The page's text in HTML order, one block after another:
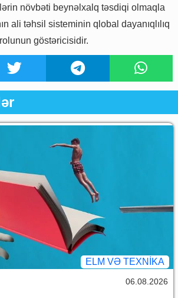
növbəti beynəlxalq təsdiqi olmaqla
ali təhsil sisteminin qlobal dayanıqlılıq
göstəricisidir.
ELM VƏ TEXNIKA
06.08.2026